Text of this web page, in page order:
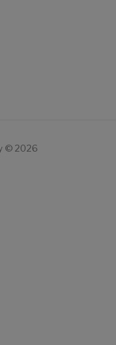
© 2026